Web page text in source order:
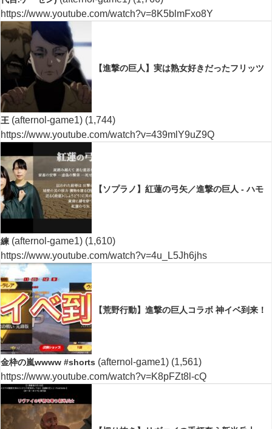
https://www.youtube.com/watch?v=8K5blmFxo8Y
【進撃の巨人】実は熟女好きだったフリッツ
王 (afternol-game1) (1,744)
https://www.youtube.com/watch?v=439mlY9uZ9Q
【ソプラノ】紅蓮の弓矢／進撃の巨人 - ハモ
練 (afternol-game1) (1,610)
https://www.youtube.com/watch?v=4u_L5Jh6jhs
【荒野行動】進撃の巨人コラボ 神イベ到来！
金枠の嵐wwww #shorts (afternol-game1) (1,561)
https://www.youtube.com/watch?v=K8pFZt8l-cQ